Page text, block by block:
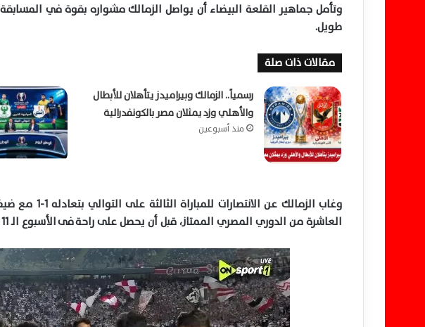
وتأمل جماهير القلعة البيضاء أن يواصل الزمالك مشواره بقوة في المسابقة
طويل.
مقالات ذات صلة
رسمياً.. الزمالك وبيراميدز يتأهلان للأبطال
والأهلي وزد يمثلان مصر بالكونفدرالية
منذ أسبوعين
وغاب الزمالك
العاشرة من الدوري المصري الممتاز، قبل أن يحصل على راحة فى الأسبوع الـ 11 بسبب نظام المسابقة.